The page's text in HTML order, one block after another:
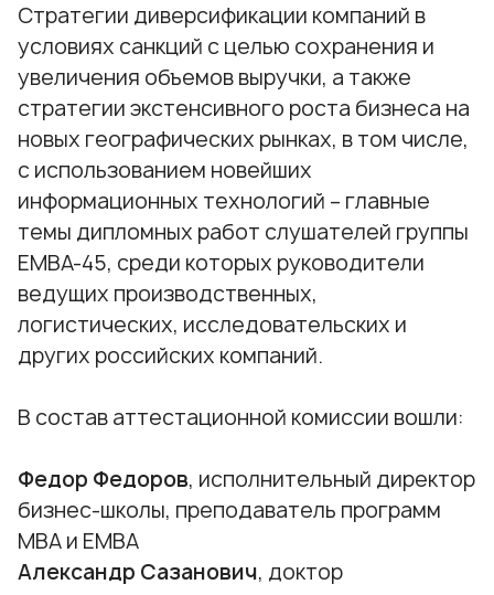
Стратегии диверсификации компаний в
условиях санкций с целью сохранения и
увеличения объемов выручки, а также
стратегии экстенсивного роста бизнеса на
новых географических рынках, в том числе,
с использованием новейших
информационных технологий – главные
темы дипломных работ слушателей группы
ЕМВА-45, среди которых руководители
ведущих производственных,
логистических, исследовательских и
других российских компаний.
В состав аттестационной комиссии вошли:
Федор Федоров, исполнительный директор
бизнес-школы, преподаватель программ
МВА и ЕМВА
Александр Сазанович, доктор